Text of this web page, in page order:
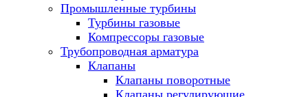
Промышленные турбины
Турбины газовые
Компрессоры газовые
Трубопроводная арматура
Клапаны
Клапаны поворотные
Клапаны регулирующие